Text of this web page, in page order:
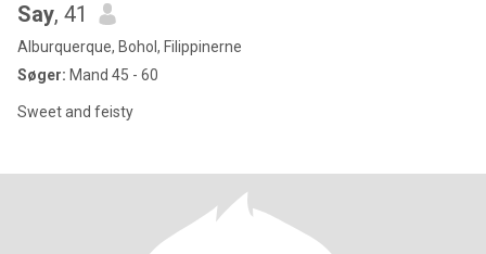
Say, 41
Alburquerque, Bohol, Filippinerne
Søger: Mand 45 - 60
Sweet and feisty